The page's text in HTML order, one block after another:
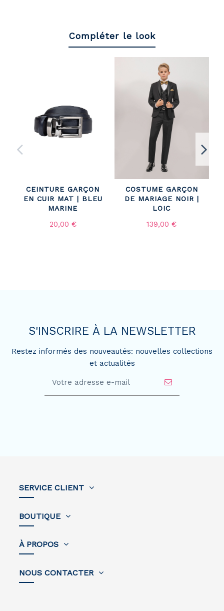
Compléter le look
CEINTURE GARÇON
EN CUIR MAT | BLEU
MARINE
20,00 €
COSTUME GARÇON
DE MARIAGE NOIR |
LOIC
139,00 €
S'INSCRIRE À LA NEWSLETTER
Restez informés des nouveautés: nouvelles collections
et actualités
SERVICE CLIENT
BOUTIQUE
À PROPOS
NOUS CONTACTER